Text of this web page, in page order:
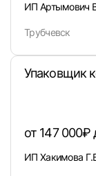
ИП Артымович
Трубчевск
Упаковщик
от 147 000₽
ИП Хакимова